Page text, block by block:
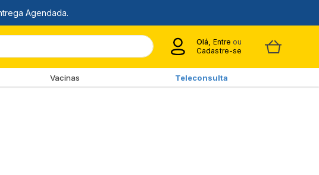
Olá, Entre ou
Cadastre-se
Vacinas Teleconsulta